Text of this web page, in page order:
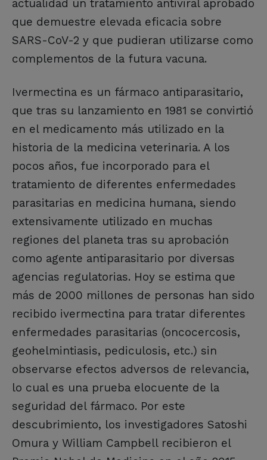
actualidad un tratamiento antiviral aprobado
que demuestre elevada eficacia sobre
SARS-CoV-2 y que pudieran utilizarse como
complementos de la futura vacuna.
Ivermectina es un fármaco antiparasitario,
que tras su lanzamiento en 1981 se convirtió
en el medicamento más utilizado en la
historia de la medicina veterinaria. A los
pocos años, fue incorporado para el
tratamiento de diferentes enfermedades
parasitarias en medicina humana, siendo
extensivamente utilizado en muchas
regiones del planeta tras su aprobación
como agente antiparasitario por diversas
agencias regulatorias. Hoy se estima que
más de 2000 millones de personas han sido
recibido ivermectina para tratar diferentes
enfermedades parasitarias (oncocercosis,
geohelmintiasis, pediculosis, etc.) sin
observarse efectos adversos de relevancia,
lo cual es una prueba elocuente de la
seguridad del fármaco. Por este
descubrimiento, los investigadores Satoshi
Omura y William Campbell recibieron el